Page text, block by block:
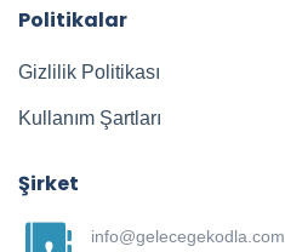
Politikalar
Gizlilik Politikası
Kullanım Şartları
Şirket
info@gelecegekodla.com